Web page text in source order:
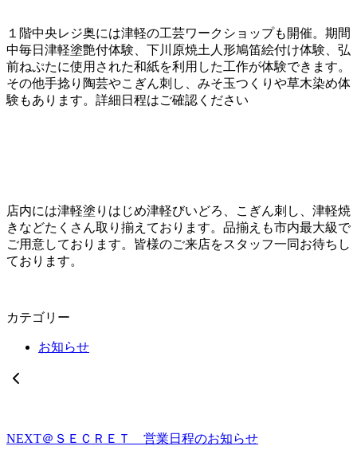
１階中央レジ奥には津軽の工芸ワークショップも開催。期間
中毎日津軽塗艶付体験、下川原焼土人形鳩笛絵付け体験、弘
前ねぷたに使用された和紙を利用した工作が体験できます。
その他手捻り陶芸やこぎん刺し、みそ玉つくりや草木染め体
験もあります。詳細日程はご確認ください
店内には津軽塗りはじめ津軽びいどろ、こぎん刺し、津軽焼
きなどたくさん取り揃えております。品揃えも市内最大級で
ご用意しております。皆様のご来店をスタッフ一同お待ちし
ております。
カテゴリー
お知らせ
NEXT＠ＳＥＣＲＥＴ 営業日程のお知らせ